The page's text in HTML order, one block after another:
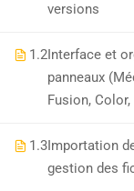
versions
1.2Interface et
panneaux
Fusion,
1.3Importation
gestion des
Numéro de DA : 44
Numéro SIRET :
PLAN DU SITE